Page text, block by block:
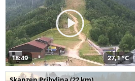
18:49 27,1 °C